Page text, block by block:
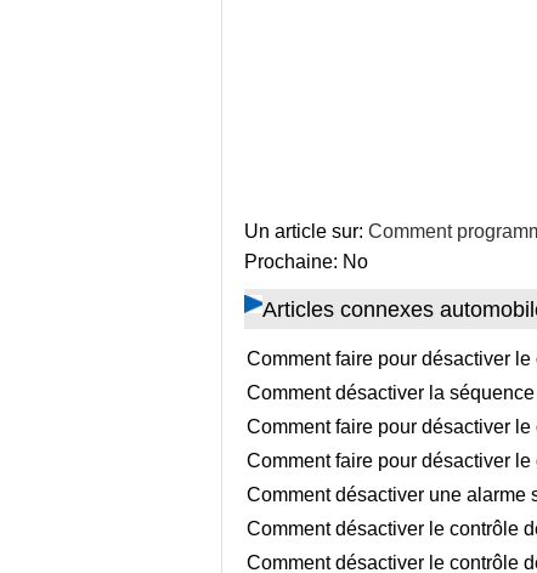
Un article sur: Comment
Prochaine: No
Articles connexes
Comment faire pour désactiver
Comment désactiver la
Comment faire pour désactiver
Comment faire pour désactiver
Comment désactiver une alarme
Comment désactiver le contrôle
Comment désactiver le contrôle